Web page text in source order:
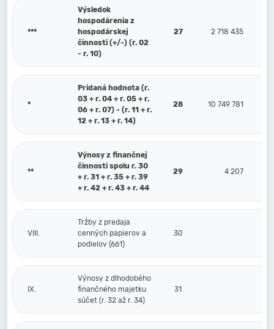
***
Výsledok
hospodárenia z
hospodárskej
činnosti (+/-) (r. 02
- r. 10)
27 2 718 435
*
Pridaná hodnota (r.
03 + r. 04 + r. 05 + r.
06 + r. 07) - (r. 11 + r.
12 + r. 13 + r. 14)
28 10 749 781
**
Výnosy z finančnej
činnosti spolu r. 30
+ r. 31 + r. 35 + r. 39
+ r. 42 + r. 43 + r. 44
29 4 207
VIII.
Tržby z predaja
cenných papierov a
podielov (661)
30
IX.
Výnosy z dlhodobého
finančného majetku
súčet (r. 32 až r. 34)
31